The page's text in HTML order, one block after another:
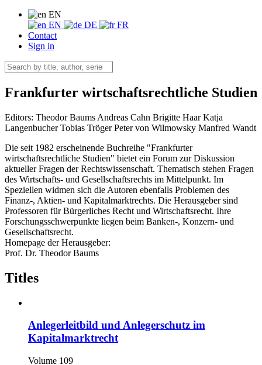
EN
EN
DE
FR
Contact
Sign in
Frankfurter wirtschaftsrechtliche Studien
Editors: Theodor Baums Andreas Cahn Brigitte Haar Katja
Langenbucher Tobias Tröger Peter von Wilmowsky Manfred Wandt
Die seit 1982 erscheinende Buchreihe "Frankfurter
wirtschaftsrechtliche Studien" bietet ein Forum zur Diskussion
aktueller Fragen der Rechtswissenschaft. Thematisch stehen Fragen
des Wirtschafts- und Gesellschaftsrechts im Mittelpunkt. Im
Speziellen widmen sich die Autoren ebenfalls Problemen des
Finanz-, Aktien- und Kapitalmarktrechts. Die Herausgeber sind
Professoren für Bürgerliches Recht und Wirtschaftsrecht. Ihre
Forschungsschwerpunkte liegen beim Banken-, Konzern- und
Gesellschaftsrecht.
Homepage der Herausgeber:
Prof. Dr. Theodor Baums
Titles
Anlegerleitbild und Anlegerschutz im
Kapitalmarktrecht
Volume 109